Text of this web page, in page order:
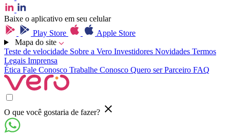
Baixe o aplicativo em seu celular
Play Store
Apple Store
Mapa do site
Teste de velocidade Sobre a Vero Investidores Novidades Termos
Legais Imprensa
Ética Fale Conosco Trabalhe Conosco Quero ser Parceiro FAQ
O que você gostaria de fazer?